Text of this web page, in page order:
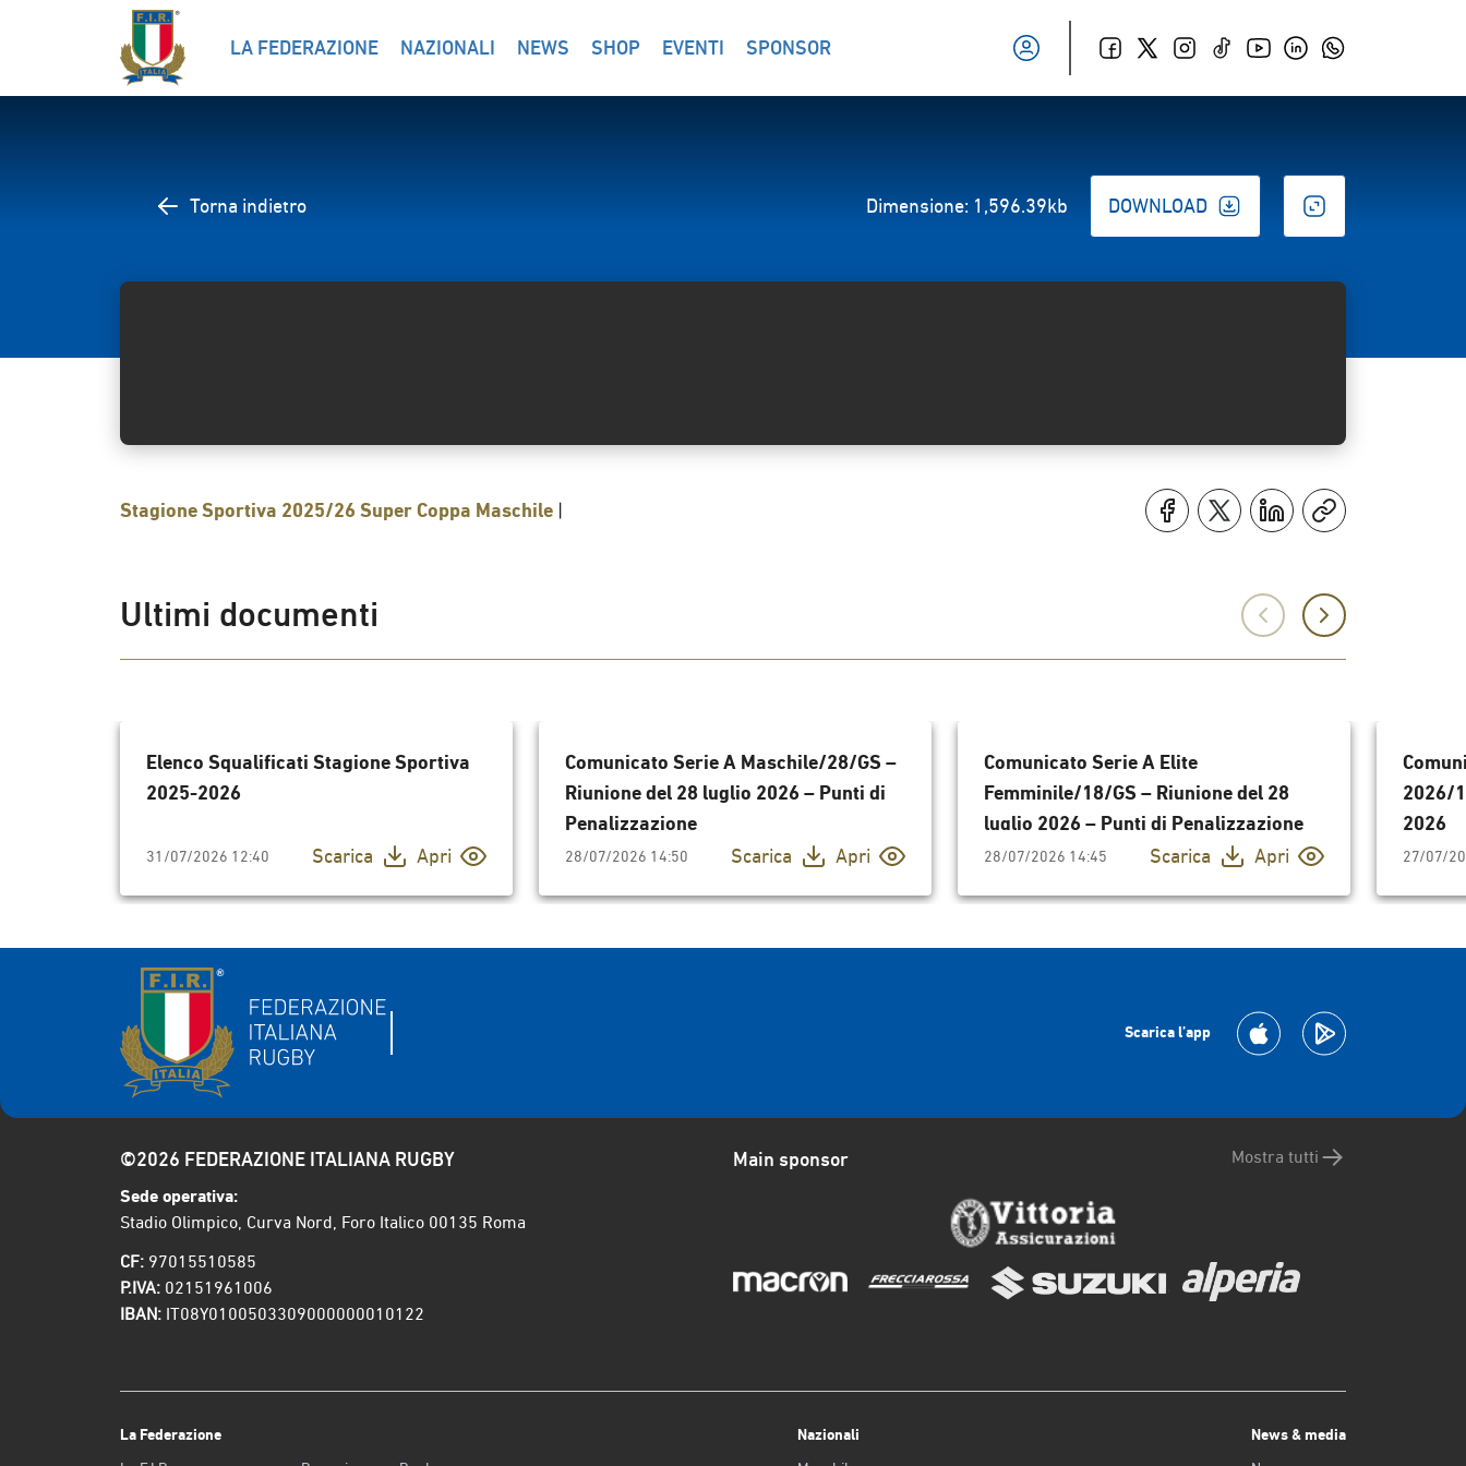
LA FEDERAZIONE NAZIONALI NEWS SHOP EVENTI SPONSOR
Torna indietro Dimensione: 1,596.39kb DOWNLOAD
Stagione Sportiva 2025/26 Super Coppa Maschile |
Ultimi documenti
Elenco Squalificati Stagione Sportiva
2025-2026
31/07/2026 12:40 Scarica Apri
Comunicato Serie A Maschile/28/GS –
Riunione del 28 luglio 2026 – Punti di
Penalizzazione
28/07/2026 14:50 Scarica Apri
Comunicato Serie A Elite
Femminile/18/GS – Riunione del 28
luglio 2026 – Punti di Penalizzazione
28/07/2026 14:45 Scarica Apri
2026/
2026
27/07/
Scarica l’app
©2026 FEDERAZIONE ITALIANA RUGBY
Sede operativa:
Stadio Olimpico, Curva Nord, Foro Italico 00135 Roma
CF: 97015510585
P.IVA: 02151961006
IBAN: IT08Y0100503309000000010122
Main sponsor Mostra tutti
La Federazione Nazionali News & media